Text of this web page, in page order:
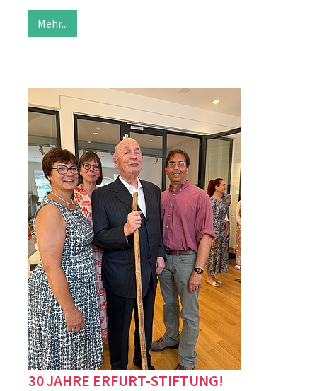
Mehr...
30 JAHRE ERFURT-STIFTUNG!